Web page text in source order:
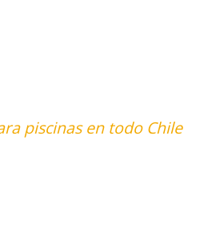
piscinas en todo Chile